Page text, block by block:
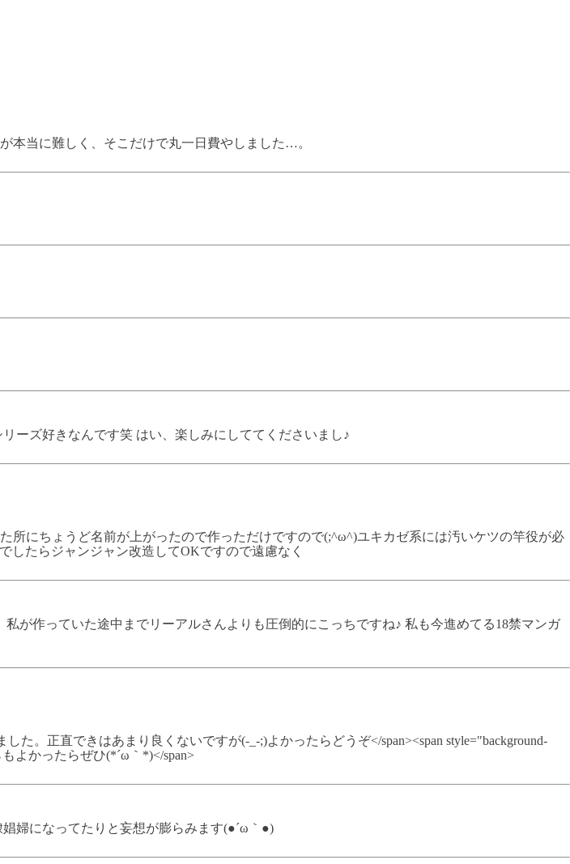
本当に難しく、そこだけで丸一日費やしました…。
ーズ好きなんです笑 はい、楽しみにしててくださいまし♪
にちょうど名前が上がったので作っただけですので(;^ω^)ユキカゼ系には汚いケツの竿役が必
たらジャンジャン改造してOKですので遠慮なく
作っていた途中までリーアルさんよりも圧倒的にこっちですね♪ 私も今進めてる18禁マンガ
た。正直できはあまり良くないですが(-_-;)よかったらどうぞ</span><span style="background-
よかったらぜひ(*´ω｀*)</span>
婦になってたりと妄想が膨らみます(●´ω｀●)